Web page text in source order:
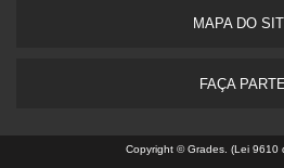
MAPA DO
FAÇA PARTE
Copyright © Grades. (Lei 9610